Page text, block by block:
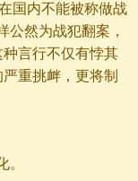
国内不能被称做战
公然为战犯翻案，
言行不仅有悖其
重挑衅，更将制
。